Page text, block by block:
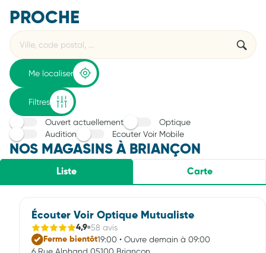
PROCHE
Rechercher
établissement
Veuillez
renseigner
une
adresse
{{count}}
résultat(s)
trouvé(s)
Me localiser
Filtres
Ouvert actuellement
Optique
Audition
Ecouter Voir Mobile
NOS MAGASINS À BRIANÇON
Liste Carte
Écouter Voir Optique Mutualiste
4,9 58 avis
Ferme bientôt19:00 • Ouvre demain à 09:00